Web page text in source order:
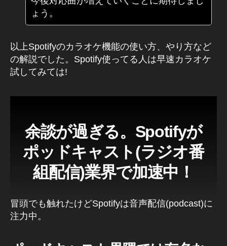
ょう。
以上Spotifyのカラオケ機能の使い方、やり方など
の解説でした。Spotify使ってる人は早速カラオケ
試してみては!
余談が過ぎる。Spotifyが
ポッドキャスト(ラジオ番
組配信)業界で加速中！
冒頭でも触れたけどSpotifyは音声配信(podcast)に
注力中。